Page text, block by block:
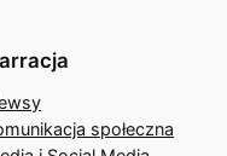
społeczna